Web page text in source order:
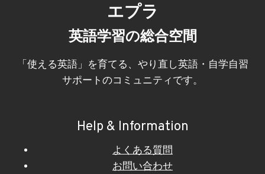
エプラ
英語学習の総合空間
「使える英語」を育てる、やり直し英語・自学自習
サポートのコミュニティです。
Help & Information
よくある質問
お問い合わせ